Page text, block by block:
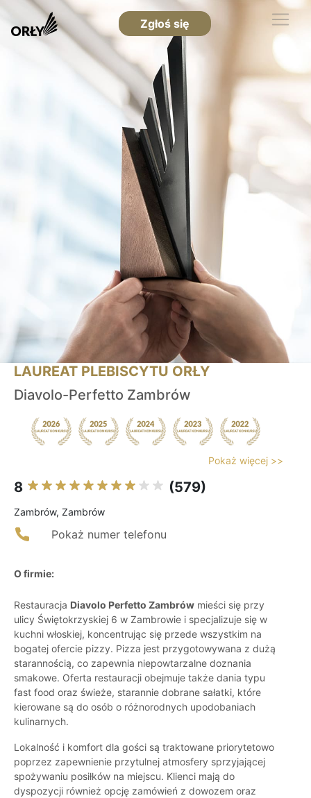
Zgłoś się
LAUREAT PLEBISCYTU ORŁY
Diavolo-Perfetto Zambrów
Pokaż więcej >>
8 (579)
Zambrów, Zambrów
Pokaż numer telefonu
O firmie:
Restauracja Diavolo Perfetto Zambrów mieści się przy
ulicy Świętokrzyskiej 6 w Zambrowie i specjalizuje się w
kuchni włoskiej, koncentrując się przede wszystkim na
bogatej ofercie pizzy. Pizza jest przygotowywana z dużą
starannością, co zapewnia niepowtarzalne doznania
smakowe. Oferta restauracji obejmuje także dania typu
fast food oraz świeże, starannie dobrane sałatki, które
kierowane są do osób o różnorodnych upodobaniach
kulinarnych.
Lokalność i komfort dla gości są traktowane priorytetowo
poprzez zapewnienie przytulnej atmosfery sprzyjającej
spożywaniu posiłków na miejscu. Klienci mają do
dyspozycji również opcję zamówień z dowozem oraz